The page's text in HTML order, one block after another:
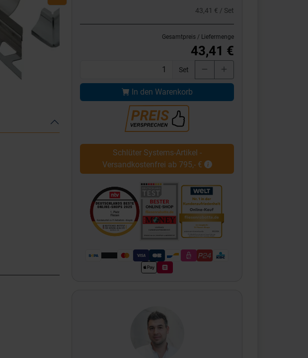
43,41 € / Set
Gesamtpreis / Liefermenge
43,41 €
Set
In den Warenkorb
Schlüter Systems-Artikel -
Versandkostenfrei ab 795,- €